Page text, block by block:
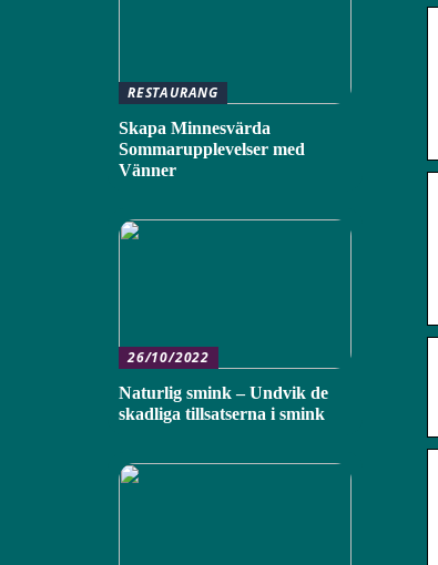
RESTAURANG
Skapa Minnesvärda
Sommarupplevelser med
Vänner
26/10/2022
Naturlig smink – Undvik de
skadliga tillsatserna i smink